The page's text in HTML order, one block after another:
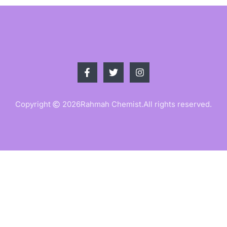
Copyright 2026Rahmah Chemist.All rights reserved.